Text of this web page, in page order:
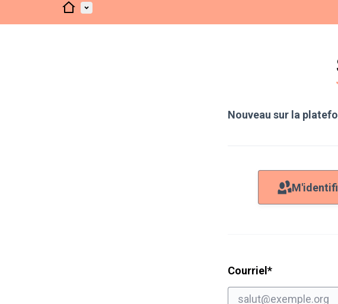
AccueilMenu principal
Nouveau sur la
Courriel *Champ